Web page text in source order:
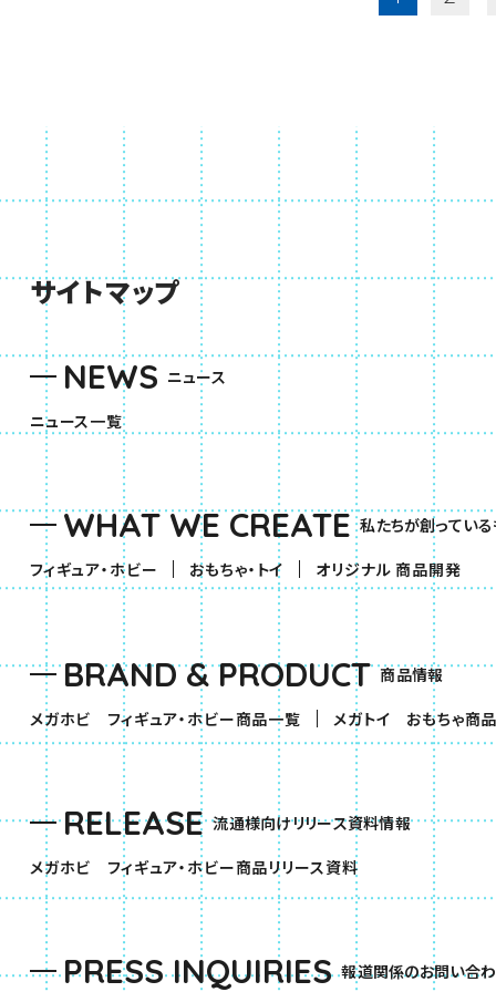
サイトマップ
NEWS ニュース
ニュース一覧
WHAT WE CREATE 私たちが創ってい
フィギュア・ホビー （別ウィンドウで開きます）
おもちゃ・トイ （別ウィンドウで開きます）
オリジナル 商品開発
BRAND & PRODUCT 商品情報
メガホビ フィギュア・ホビー商品一覧 （別ウィンドウで開きます）
メガトイ おもちゃ商
RELEASE 流通様向けリリース資料情報
メガホビ フィギュア・ホビー商品リリース資料（別ウィンドウで開きま
PRESS INQUIRIES 報道関係のお問い合